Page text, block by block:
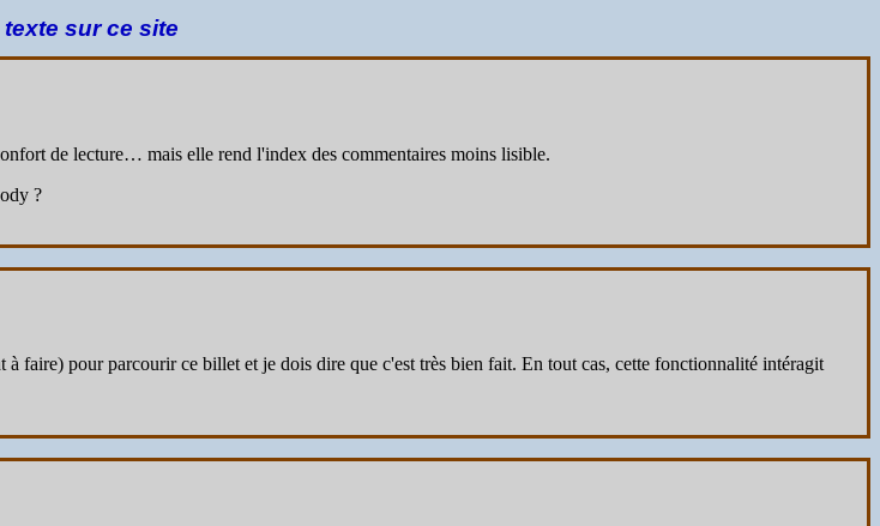
sur ce site
de lecture… mais elle rend l'index des commentaires moins lisible.
?
faire) pour parcourir ce billet et je dois dire que c'est très bien fait. En tout cas, cette fonctionnalité intéragit